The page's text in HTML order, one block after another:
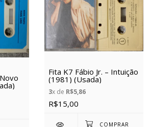
Fita K7 Fábio Jr. – Intuição
(1981) (Usada)
3x de R$5,86
R$15,00